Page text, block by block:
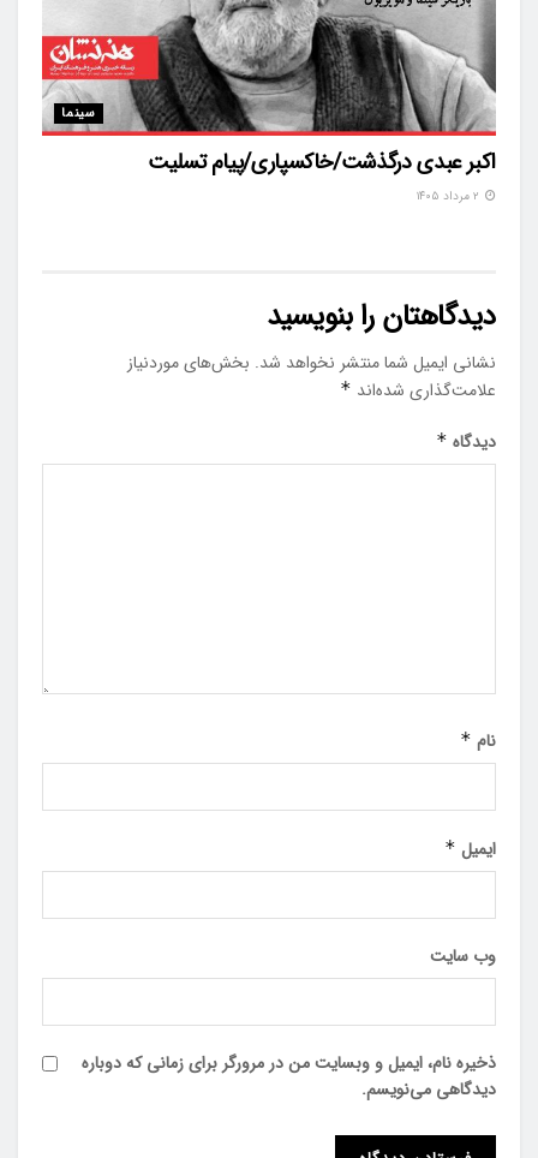
سینما
اکبر عبدی درگذشت/خاکسپاری/پیام تسلیت
دیدگاهتان را بنویسید
نشانی ایمیل شما منتشر نخواهد شد. بخش‌های موردنیاز
علامت‌گذاری شده‌اند *
دیدگاه *
نام *
ایمیل *
وب‌ سایت
ذخیره نام، ایمیل و وبسایت من در مرورگر برای زمانی که دوباره
دیدگاهی می‌نویسم.